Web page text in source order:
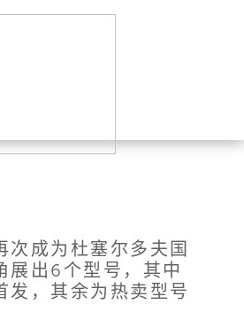
次成为杜塞尔多夫国
展出6个型号，其中
发，其余为热卖型号